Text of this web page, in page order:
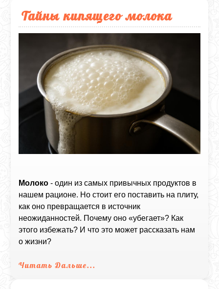
Тайны кипящего молока
Молоко - один из самых привычных продуктов в
нашем рационе. Но стоит его поставить на плиту,
как оно превращается в источник
неожиданностей. Почему оно «убегает»? Как
этого избежать? И что это может рассказать нам
о жизни?
Читать Дальше...